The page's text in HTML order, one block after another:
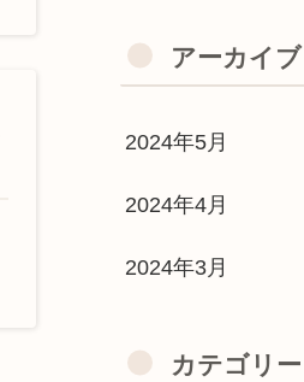
アーカイブ
2024年5月
2024年4月
2024年3月
カテゴリー